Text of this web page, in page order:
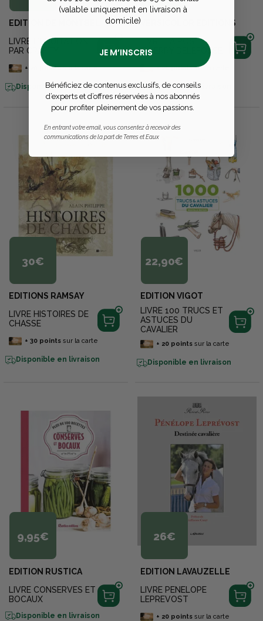
EDITION DE MONTBEL
LIVRE L'EQUITATION
PAR CRAFTY
+ pointssur la carte
Disponible en livraison
VERSICOLOR EDITIONS
LIVRE LA POSE
THIERRY DELEFOSSE
+20pointssur la carte
Disponible en livraison
30€
EDITIONS RAMSAY
LIVRE HISTOIRES DE
CHASSE
+ 30pointssur la carte
Disponible en livraison
22,90€
EDITION VIGOT
LIVRE 100 TRUCS ET
ASTUCES DU
CAVALIER
+ 20pointssur la carte
Disponible en livraison
9,95€
EDITION RUSTICA
LIVRE CONSERVES ET
BOCAUX
Disponible en livraison
26€
EDITION LAVAUZELLE
LIVRE PENELOPE
LEPREVOST
+ 20pointssur la carte
(valable uniquement en livraison à
domicile)
JE M’INSCRIS
Bénéficiez de contenus exclusifs, de conseils
d’experts et d’offres réservées à nos abonnés
pour profiter pleinement de vos passions.
En entrant votre email, vous consentez à recevoir des
communications de la part de Terres et Eaux